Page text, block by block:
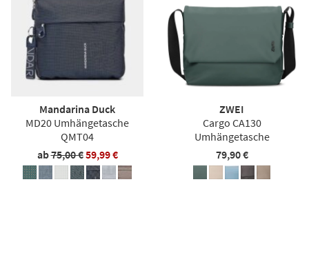
Mandarina Duck
MD20 Umhängetasche
QMT04
ab75,00 €59,99 €
ZWEI
Cargo CA130
Umhängetasche
79,90 €